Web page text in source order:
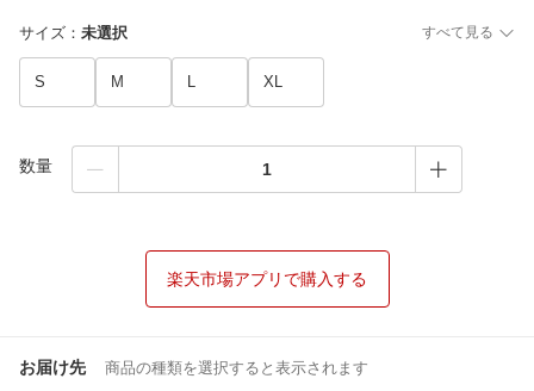
サイズ ： 未選択 すべて見る
S M L XL
数量
楽天市場アプリで購入する
お届け先 商品の種類を選択すると表示されます